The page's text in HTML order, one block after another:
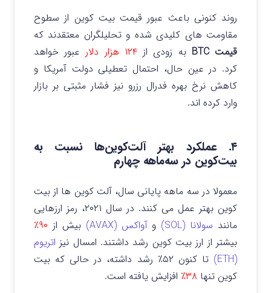
روند کنونی باعث عبور قیمت بیت کوین از سطوح
مقاومت های کلیدی شده و تحلیلگران معتقدند که
قیمت BTC
به زودی از۱۲۴ هزار دلار
عبور خواهد
کرد. در عین حال، احتمال تعطیلی دولت آمریکا و
کاهش نرخ بهره فدرال رزرو نیز فشار مثبتی بر بازار
وارد کرده اند.
۴. عملکرد بهتر آلت‌کوین‌ها نسبت به
بیت‌کوین در سه‌ماهه چهارم
معمولا در سه ماهه پایانی سال، آلت کوین ها از بیت
کوین بهتر عمل می کنند.
در سال ۲۰۲۱، رمز ارزهایی
مانند سولانا (SOL) و آواکس (AVAX) بیش از ۹۰٪
بیشتر از ارز بیت کوین رشد داشتند. امسال نیز اتریوم
(ETH)
تا کنون ۵۲٪ رشد داشته، در حالی که بیت
کوین تنها ۳۸٪ افزایش یافته است.